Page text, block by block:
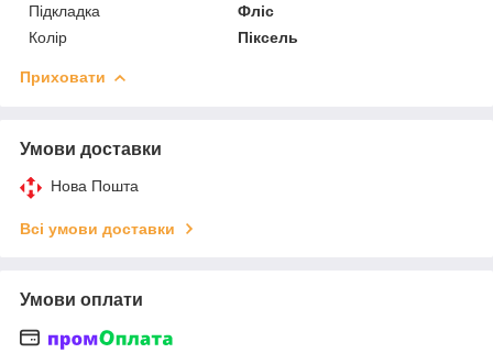
Підкладка
Фліс
Колір
Піксель
Приховати
Умови доставки
Нова Пошта
Всі умови доставки
Умови оплати